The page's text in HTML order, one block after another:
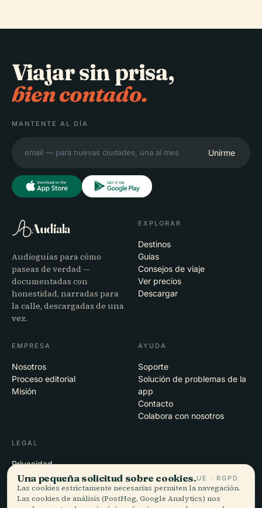
Viajar sin prisa,
bien contado.
MANTENTE AL DÍA
Unirme
Audiala
Audioguías para cómo
paseas de verdad —
documentadas con
honestidad, narradas para
la calle, descargadas de una
vez.
EXPLORAR
Destinos
Guías
Consejos de viaje
Ver precios
Descargar
EMPRESA
Nosotros
Proceso editorial
Misión
AYUDA
Soporte
Solución de problemas de la
app
Contacto
Colabora con nosotros
LEGAL
Privacidad
Términos
Configuración de cookies
Eliminar cuenta
Una pequeña solicitud sobre cookies.UE · RGPD
Las cookies estrictamente necesarias permiten la navegación.
Las cookies de análisis (PostHog, Google Analytics) nos